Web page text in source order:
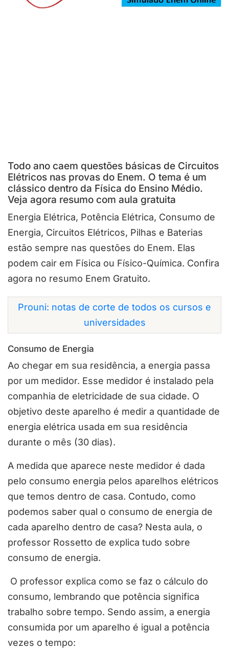
Todo ano caem questões básicas de Circuitos
Elétricos nas provas do Enem. O tema é um
clássico dentro da Física do Ensino Médio.
Veja agora resumo com aula gratuita
Energia Elétrica, Potência Elétrica, Consumo de
Energia, Circuitos Elétricos, Pilhas e Baterias
estão sempre nas questões do Enem. Elas
podem cair em Física ou Físico-Química. Confira
agora no resumo Enem Gratuito.
Prouni: notas de corte de todos os cursos e
universidades
Consumo de Energia
Ao chegar em sua residência, a energia passa
por um medidor. Esse medidor é instalado pela
companhia de eletricidade de sua cidade. O
objetivo deste aparelho é medir a quantidade de
energia elétrica usada em sua residência
durante o mês (30 dias).
A medida que aparece neste medidor é dada
pelo consumo energia pelos aparelhos elétricos
que temos dentro de casa. Contudo, como
podemos saber qual o consumo de energia de
cada aparelho dentro de casa? Nesta aula, o
professor Rossetto de explica tudo sobre
consumo de energia.
O professor explica como se faz o cálculo do
consumo, lembrando que potência significa
trabalho sobre tempo. Sendo assim, a energia
consumida por um aparelho é igual a potência
vezes o tempo: